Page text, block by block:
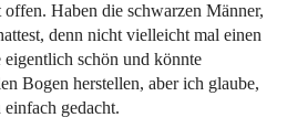
Haben die schwarzen Männer,
denn nicht vielleicht mal einen
schön und könnte
Bogen herstellen, aber ich glaube,
gedacht.